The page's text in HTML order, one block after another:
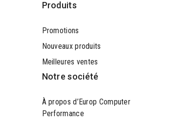
Produits
Promotions
Nouveaux produits
Meilleures ventes
Notre société
À propos d’Europ Computer
Performance